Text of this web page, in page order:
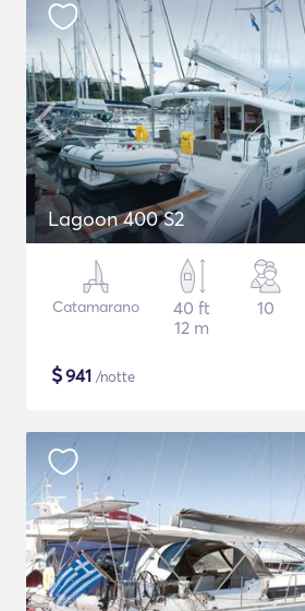
Lagoon 400 S2
Catamarano
40 ft
12 m
10
$941 /notte